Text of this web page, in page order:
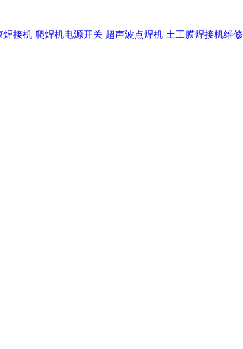
焊接机 爬焊机电源开关 超声波点焊机 土工膜焊接机维修